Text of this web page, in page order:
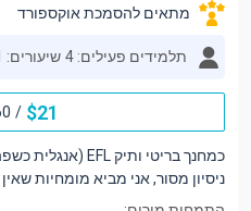
מתאים להסמכת אוקספורד
תלמידים פעילים: 4 שיעורים: 3421
21
$
/
60
ניסיון מסור, אני מביא מומחיות